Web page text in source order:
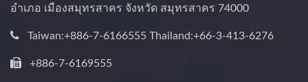
อำเภอ เมืองสมุทรสาคร จังหวัด สมุทรสาคร 74000
Taiwan:+886-7-6166555 Thailand:+66-3-413-6276
+886-7-6169555